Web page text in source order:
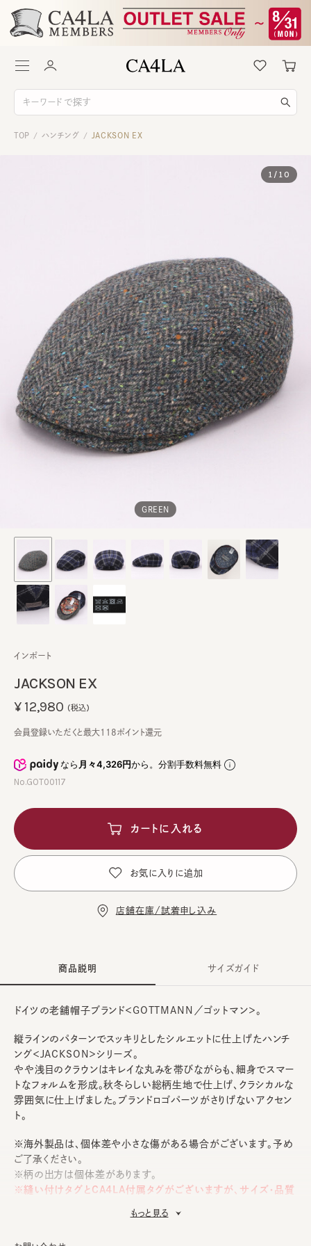
TOP / ハンチング / JACKSON EX
GREEN
1 / 10
JACKSON EX
インポート
なら月々4,326円から。分割手数料無料
No.GOT00117
¥12,980 (税込)
会員登録いただくと最大118ポイント還元
カートに入れる
お気に入りに追加
店舗在庫/試着申し込み
商品説明
ドイツの老舗帽子ブランド＜GOTTMANN／ゴットマン＞。
縦ラインのパターンでスッキリとしたシルエットに仕上げたハンチ
ング＜JACKSON＞シリーズ。
やや浅目のクラウンはキレイな丸みを帯びながらも、細身でスマー
トなフォルムを形成。秋冬らしい総柄生地で仕上げ、クラシカルな
雰囲気に仕上げました。ブランドロゴパーツがさりげないアクセン
ト。
※海外製品は、個体差や小さな傷がある場合がございます。予め
ご了承ください。
※柄の出方は個体差があります。
※縫い付けタグとCA4LA付属タグがございますが、サイズ・品質
イズの実寸については「SIZE GUIDE」をご覧ください。
もっと見る
サイズガイド